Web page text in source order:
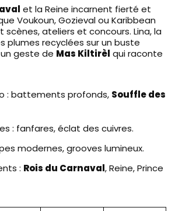
et la Reine incarnent fierté et
Voukoun, Gozieval ou Karibbean
scènes, ateliers et concours. Lina, la
plumes recyclées sur un buste
geste de Mas Kiltirèl qui raconte
: battements profonds, Souffle des
: fanfares, éclat des cuivres.
modernes, grooves lumineux.
: Rois du Carnaval, Reine, Prince